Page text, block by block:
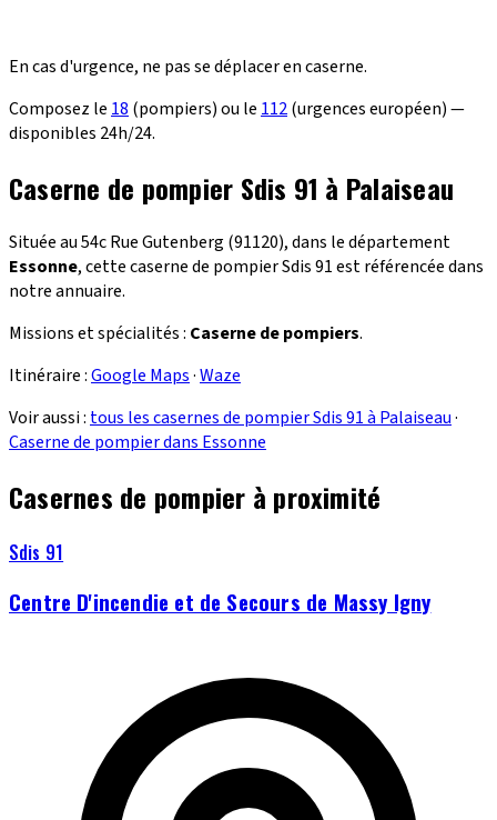
En cas d'urgence, ne pas se déplacer en caserne.
Composez le 18 (pompiers) ou le 112(urgences européen) —
disponibles 24h/24.
Caserne de pompier Sdis 91 à Palaiseau
Située au 54c Rue Gutenberg (91120), dans le département
Essonne, cette caserne de pompier Sdis 91 est référencée dans
notre annuaire.
Missions et spécialités : Caserne de pompiers.
Itinéraire :Google Maps·Waze
Voir aussi : tous les casernes de pompier Sdis 91 à Palaiseau·
Caserne de pompier dans Essonne
Casernes de pompier à proximité
Sdis 91
Centre D'incendie et de Secours de Massy Igny